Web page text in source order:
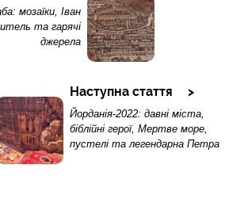
мозаїки, Іван
та гарячі
джерела
Наступна стаття
Йорданія-2022: давні міста,
біблійні герої, Мертве море,
пустелі та легендарна Петра